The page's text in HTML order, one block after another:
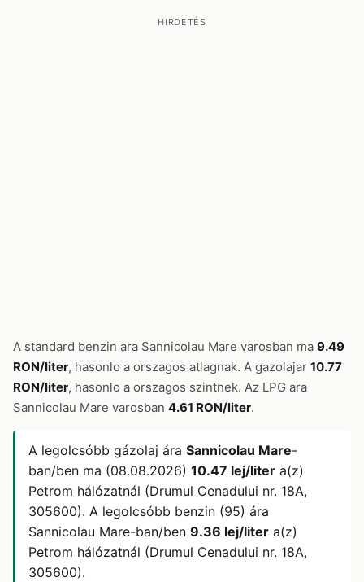
HIRDETÉS
A standard benzin ara Sannicolau Mare varosban ma 9.49
RON/liter, hasonlo a orszagos atlagnak. A gazolajar 10.77
RON/liter, hasonlo a orszagos szintnek. Az LPG ara
Sannicolau Mare varosban 4.61 RON/liter.
A legolcsóbb gázolaj ára Sannicolau Mare-
ban/ben ma (08.08.2026) 10.47 lej/liter a(z)
Petrom hálózatnál (Drumul Cenadului nr. 18A,
305600). A legolcsóbb benzin (95) ára
Sannicolau Mare-ban/ben 9.36 lej/liter a(z)
Petrom hálózatnál (Drumul Cenadului nr. 18A,
305600).